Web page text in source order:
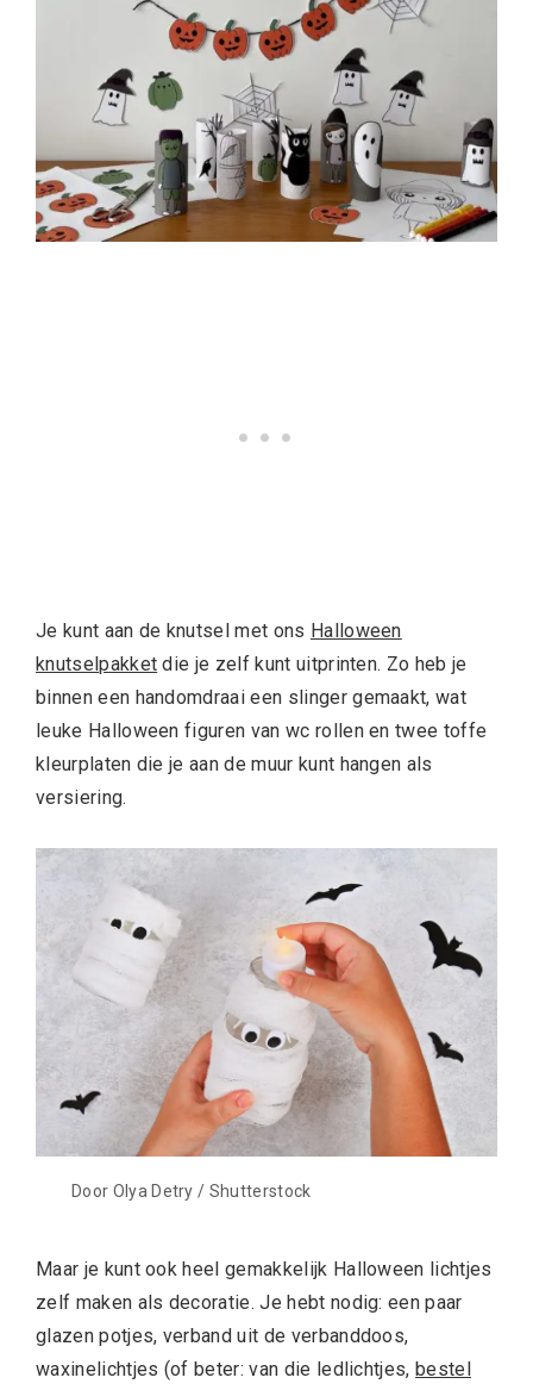
Je kunt aan de knutsel met ons Halloween
knutselpakket die je zelf kunt uitprinten. Zo heb je
binnen een handomdraai een slinger gemaakt, wat
leuke Halloween figuren van wc rollen en twee toffe
kleurplaten die je aan de muur kunt hangen als
versiering.
Door Olya Detry / Shutterstock
Maar je kunt ook heel gemakkelijk Halloween lichtjes
zelf maken als decoratie. Je hebt nodig: een paar
glazen potjes, verband uit de verbanddoos,
waxinelichtjes (of beter: van die ledlichtjes, bestel